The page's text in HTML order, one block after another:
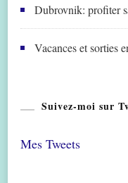
Dubrovnik: profiter
Vacances et sorties
Suivez-moi sur
Mes Tweets